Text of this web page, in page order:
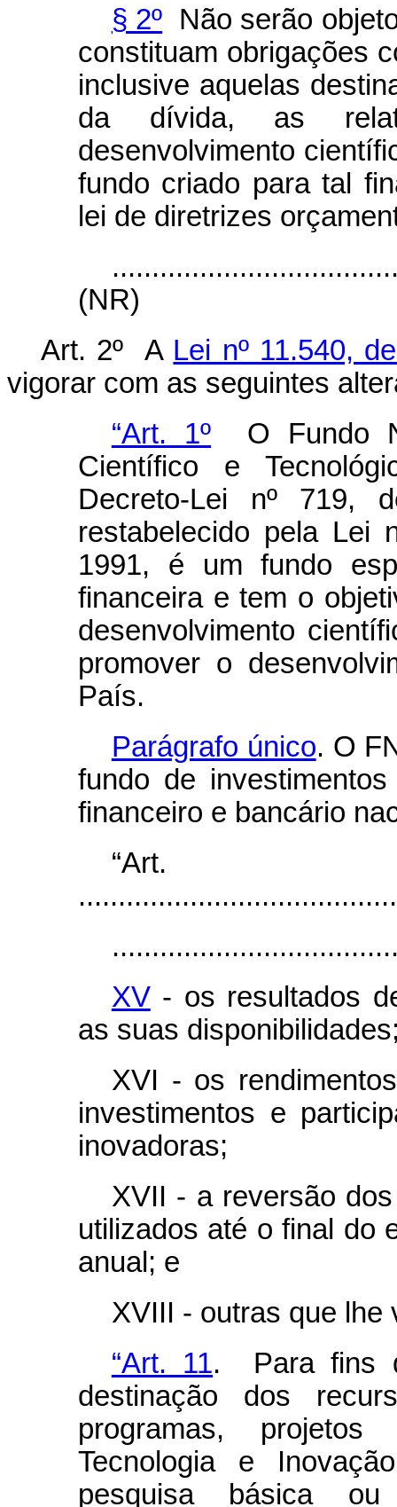
§ 2º Não serão
constituam obrigações
inclusive aquelas
da dívida, as
desenvolvimento
fundo criado para tal
lei de diretrizes
(NR)
Art. 2º A Lei nº 11.540,
vigorar com as seguintes
“Art. 1º O Fundo
Científico e
Decreto-Lei nº
restabelecido pela Lei
1991, é um fundo
financeira e tem o
desenvolvimento
promover o
País.
Parágrafo único. O
fundo de
financeiro e bancário
XV- os resultados
as suas
XVI - os
investimentos e
inovadoras;
XVII - a reversão
utilizados até o final do
anual; e
XVIII - outras que lhe
“Art. 11. Para fins
destinação dos
programas,
Tecnologia e
pesquisa básica